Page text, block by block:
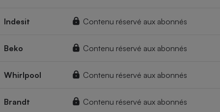
Indesit Contenu réservé aux abonnés
Beko Contenu réservé aux abonnés
Whirlpool Contenu réservé aux abonnés
Brandt Contenu réservé aux abonnés